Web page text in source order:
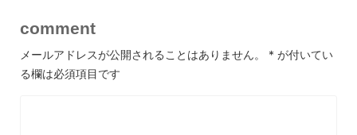
comment
メールアドレスが公開されることはありません。 * が付いてい
る欄は必須項目です